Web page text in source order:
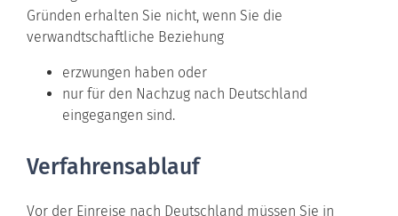
Gründen erhalten Sie nicht, wenn Sie die
verwandtschaftliche Beziehung
erzwungen haben oder
nur für den Nachzug nach Deutschland
eingegangen sind.
Verfahrensablauf
Vor der Einreise nach Deutschland müssen Sie in